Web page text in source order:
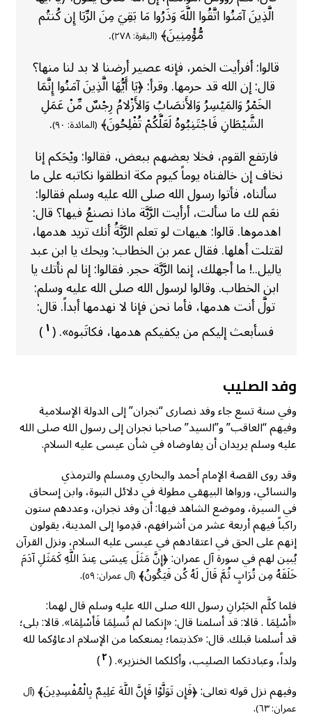
الَّذِينَ آمَنُوا اتَّقُوا اللَّهَ وَذَرُوا مَا بَقِيَ مِنَ الرِّبَا إِن كُنتُم
مُّؤْمِنِينَ﴾ (البقرة: ٢٧٨)
.
قالوا: أفرأيت الخمر، فإنه عصير أرضنا لا بد لنا منها؟
قال: إن الله قد حرمها. وقرأ: ﴿يَا أَيُّهَا الَّذِينَ آمَنُوا إِنَّمَا
الخَمْرُ وَالمَيْسِرُ وَالأَنصَابُ وَالأَزْلامُ رِجْسٌ مِّنْ عَمَلِ
الشَّيْطَانِ فَاجْتَنِبُوهُ لَعَلَّكُمْ تُفْلِحُونَ﴾ (المائدة: ٩٠)
.
فارتفع القوم، فخلا بعضهم ببعض، فقالوا: ويْحَكم إنا
نخاف إن خالفناه يوماً كيوم مكة انطلقوا نكاتبه على ما
سألناه، فأتوا رسول الله صلى الله عليه وسلم فقالوا:
نعَم لك ما سألت، أرأيت الرَّبَّة ماذا نصنعُ فيها؟ قال:
اهدموها. قالوا: هيهات لو تعلم الرَّبَّةُ أنك تريد هدمها،
لقتلت أهلها. فقال عمر بن الخطاب: ويحك يا ابن عبد
ياليل..! ما أجهلك، إنما الرَّبَّة حجر. فقالوا: إنا لم نأتك يا
ابن الخطاب. وقالوا لرسول الله صلى الله عليه وسلم:
تولَّ أنت هدمها، فأما نحن فإنا لا نهدمها أبداً. قال:
فسأبعث إليكم من يكفيكم هدمها، فكاتَبوه». (١)
وفد الصليب
وفي سنة تسع جاء وفد نصارى “نجران” إلى الدولة الإسلامية
وفيهم “العاقب” و”السيد” صاحبا نجران إلى رسول الله صلى الله
عليه وسلم يريدان أن يفاوضاه في شأن عيسى عليه السلام.
وقد روى القصة الإمام أحمد والبخاري ومسلم والترمذي
والنسائي، ورواها البيهقي مطولة في دلائل النبوة، وابن إسحاق
في السيرة، وموضع الشاهد فيها: أن وفد نجران، وعددهم ستون
راكباً فيهم أربعة عشر من أشرافهم، قدِموا إلى المدينة، يقولون
إنهم على الحق في اعتقادهم في عيسى عليه السلام، ونزل القرآن
يُبين لهم في سورة آل عمران: ﴿إِنَّ مَثَلَ عِيسَى عِندَ اللَّهِ كَمَثَلِ آدَمَ
خَلَقَهُ مِن تُرَابٍ ثُمَّ قَالَ لَهُ كُن فَيَكُونُ﴾(آل عمران: ٥٩)
.
فلما كلَّم الحَبْرانِ رسول الله صلى الله عليه وسلم قال لهما:
«أَسْلِمَا . قالا: قد أسلمنا قال: «إنكما لم تُسلِمَا فَأسْلِمَا». قالا: بلى؛
قد أسلمنا قبلك. قال: «كذبتما؛ يمنعكما من الإسلام ادعاؤكما لله
ولداً، وعبادتكما الصليب، وأكلكما الخنزير». (٢)
وفيهم نزل قوله تعالى: ﴿فَإِن تَوَلَّوْا فَإِنَّ اللَّهَ عَلِيمٌ بِالْمُفْسِدِينَ﴾(آل
عمران: ٦٣)
.